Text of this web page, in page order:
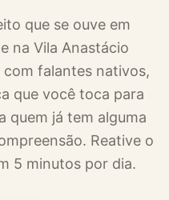
que se ouve em
na Vila Anastácio
falantes nativos,
que você toca para
já tem alguma
Reative o
5 minutos por dia.